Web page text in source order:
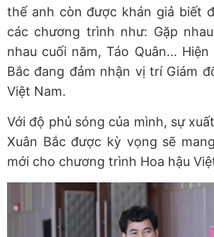
thế anh còn được khán giả biết
các chương trình như: Gặp
nhau cuối năm, Táo Quân...
Bắc đang đảm nhận vị trí Giám
Việt Nam.
Với độ phủ sóng của mình, sự
Xuân Bắc được kỳ vọng sẽ
mới cho chương trình Hoa hậu